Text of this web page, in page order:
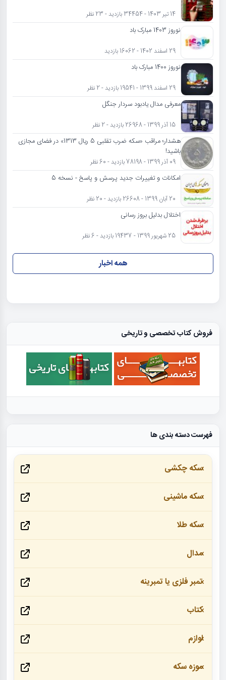
14 تیر 1403 - 34454 بازدید - 23 نظر
نوروز 1403 مبارک باد
29 اسفند 1402 - 16062 بازدید
نوروز 1400 مبارک باد
29 اسفند 1399 - 19541 بازدید - 2 نظر
معرفی مدال یادبود سردار جنگل
15 آذر 1399 - 26968 بازدید - 2 نظر
هشدار؛ مراقب «سکه ضرب تقلبی 5 ریال 1313» در فضای مجازی
باشید!
09 آذر 1399 - 78198 بازدید - 60 نظر
امکانات و تغییرات جدید پرسش و پاسخ - نسخه 5
20 آبان 1399 - 26608 بازدید - 20 نظر
اختلال بدلیل بروز رسانی
25 شهریور 1399 - 19437 بازدید - 6 نظر
همه اخبار
فروش کتاب تخصصی و تاریخی
فهرست دسته بندی ها
سکه چکشی
سکه ماشینی
سکه طلا
مدال
تمبر فلزی یا تمبرینه
کتاب
لوازم
موزه سکه